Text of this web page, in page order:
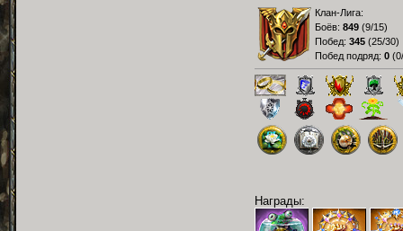
Клан-Лига:
Боёв: 849 (9/15)
Побед: 345 (25/30)
Побед подряд: 0 (
Награды: